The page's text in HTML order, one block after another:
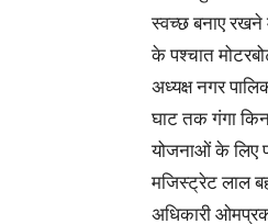
स्वच्छ बनाए रखने
के पश्चात
अध्यक्ष नगर
घाट तक गंगा
योजनाओं के लिए
मजिस्ट्रेट लाल
अधिकारी